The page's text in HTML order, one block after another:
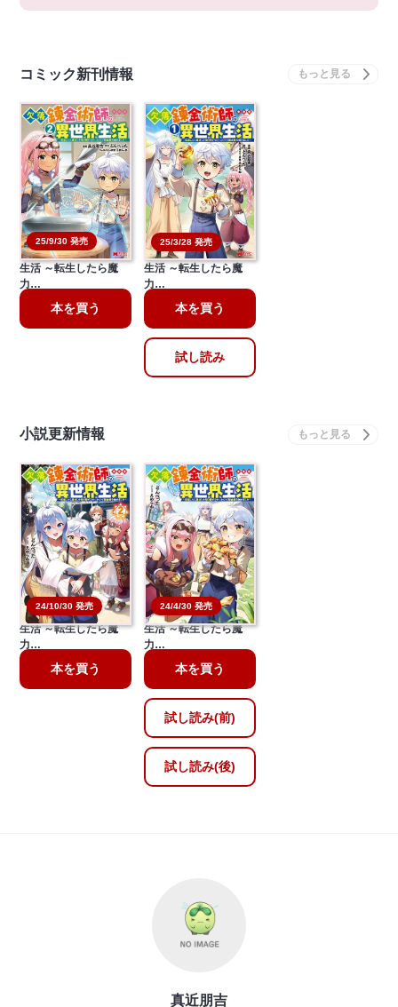
コミック新刊情報
25/9/30 発売
欠落錬金術師の異世界
生活 ～転生したら魔
力…
本を買う
25/3/28 発売
欠落錬金術師の異世界
生活 ～転生したら魔
力…
本を買う
試し読み
小説更新情報
24/10/30 発売
欠落錬金術師の異世界
生活 ～転生したら魔
力…
本を買う
24/4/30 発売
欠落錬金術師の異世界
生活 ～転生したら魔
力…
本を買う
試し読み(前)
試し読み(後)
真近朋吉